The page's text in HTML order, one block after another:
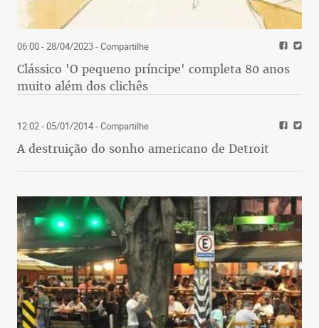
06:00 - 28/04/2023- Compartilhe
Clássico 'O pequeno príncipe' completa 80 anos
muito além dos clichês
12:02 - 05/01/2014- Compartilhe
A destruição do sonho americano de Detroit